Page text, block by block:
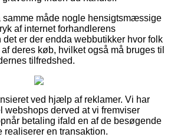
samme måde nogle hensigtsmæssige
af internet forhandlerens
det er der endda webbutikker hvor folk
deres køb, hvilket også må bruges til
tilfredshed.
ved hjælp af reklamer. Vi har
webshops derved at vi fremviser
betaling ifald en af de besøgende
realiserer en transaktion.